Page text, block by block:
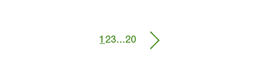
1 23…20